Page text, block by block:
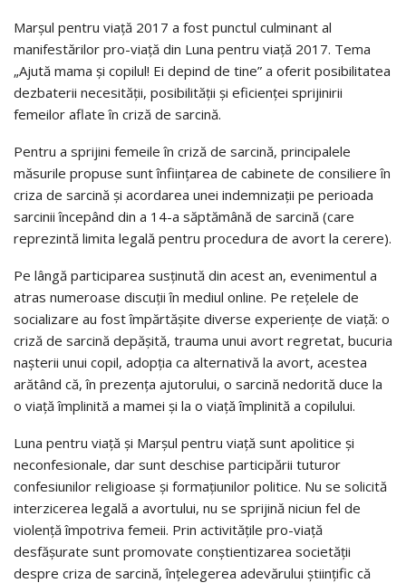
Marșul pentru viață 2017 a fost punctul culminant al
manifestărilor pro-viață din Luna pentru viață 2017. Tema
„Ajută mama și copilul! Ei depind de tine” a oferit posibilitatea
dezbaterii necesității, posibilității și eficienței sprijinirii
femeilor aflate în criză de sarcină.
Pentru a sprijini femeile în criză de sarcină, principalele
măsurile propuse sunt înființarea de cabinete de consiliere în
criza de sarcină și acordarea unei indemnizații pe perioada
sarcinii începând din a 14-a săptămână de sarcină (care
reprezintă limita legală pentru procedura de avort la cerere).
Pe lângă participarea susținută din acest an, evenimentul a
atras numeroase discuții în mediul online. Pe rețelele de
socializare au fost împărtășite diverse experiențe de viață: o
criză de sarcină depășită, trauma unui avort regretat, bucuria
nașterii unui copil, adopția ca alternativă la avort, acestea
arătând că, în prezența ajutorului, o sarcină nedorită duce la
o viață împlinită a mamei și la o viață împlinită a copilului.
Luna pentru viață și Marșul pentru viață sunt apolitice și
neconfesionale, dar sunt deschise participării tuturor
confesiunilor religioase și formațiunilor politice. Nu se solicită
interzicerea legală a avortului, nu se sprijină niciun fel de
violență împotriva femeii. Prin activitățile pro-viață
desfășurate sunt promovate conștientizarea societății
despre criza de sarcină, înțelegerea adevărului științific că